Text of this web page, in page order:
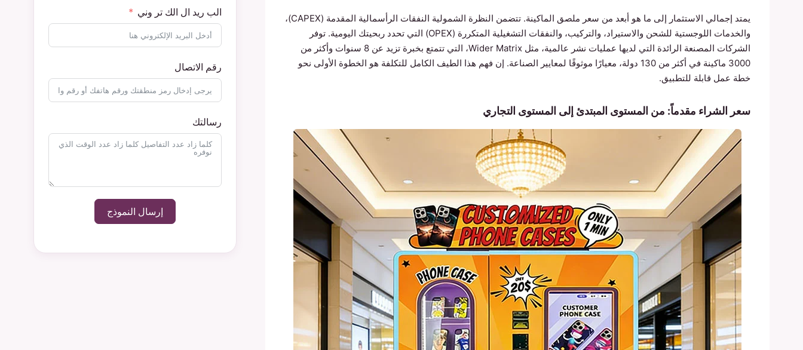
يمتد إجمالي الاستثمار إلى ما هو أبعد من سعر ملصق الماكينة. تتضمن النظرة الشمولية النفقات الرأسمالية المقدمة (CAPEX)،
والخدمات اللوجستية للشحن والاستيراد، والتركيب، والنفقات التشغيلية المتكررة (OPEX) التي تحدد ربحيتك اليومية. توفر
الشركات المصنعة الرائدة التي لديها عمليات نشر عالمية، مثل Wider Matrix، التي تتمتع بخبرة تزيد عن 8 سنوات وأكثر من
3000 ماكينة في أكثر من 130 دولة، معيارًا موثوقًا لمعايير الصناعة. إن فهم هذا الطيف الكامل للتكلفة هو الخطوة الأولى نحو
خطة عمل قابلة للتطبيق.
سعر الشراء مقدماً: من المستوى المبتدئ إلى المستوى التجاري
الب ريد ال الك تر وني
رقم الاتصال
رسالتك
إرسال النموذج